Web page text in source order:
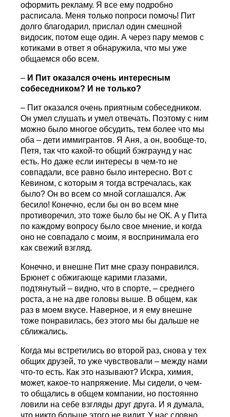
оформить рекламу. Я все ему подробно
расписала. Меня только попроси помочь! Пит
долго благодарил, прислал один смешной
видосик, потом еще один. А через пару мемов с
котиками в ответ я обнаружила, что мы уже
общаемся обо всем.
– И Пит оказался очень интересным
собеседником? И не только?
– Пит оказался очень приятным собеседником.
Он умел слушать и умел отвечать. Поэтому с ним
можно было многое обсудить, тем более что мы
оба – дети иммигрантов. Я Аня, а он, вообще-то,
Петя, так что какой-то общий бэкграунд у нас
есть. Но даже если интересы в чем-то не
совпадали, все равно было интересно. Вот с
Кевином, с которым я тогда встречалась, как
было? Он во всем со мной соглашался. Аж
бесило! Конечно, если бы он во всем мне
противоречил, это тоже было бы не ОК. А у Пита
по каждому вопросу было свое мнение, и когда
оно не совпадало с моим, я воспринимала его
как свежий взгляд.
Конечно, и внешне Пит мне сразу понравился.
Брюнет с обжигающе карими глазами,
подтянутый – видно, что в спорте, – среднего
роста, а не на две головы выше. В общем, как
раз в моем вкусе. Наверное, и я ему внешне
тоже понравилась, без этого мы бы дальше не
сближались.
Когда мы встретились во второй раз, снова у тех
общих друзей, то уже чувствовали – между нами
что-то есть. Как это называют? Искра, химия,
может, какое-то напряжение. Мы сидели, о чем-
то общались в общем компании, но постоянно
ловили на себе взгляды друг друга. И я думала,